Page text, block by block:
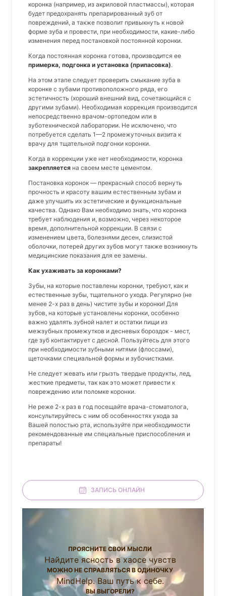
коронка (например, из акриловой пластмассы), которая
будет предохранять препарированный зуб от
повреждений, а также позволит привыкнуть к новой
форме зуба и провести, при необходимости, какие-либо
изменения перед постановкой постоянной коронки.
Когда постоянная коронка готова, производится ее
примерка, подгонка и установка (припасовка).
На этом этапе следует проверить смыкание зуба в
коронке с зубами противоположного ряда, его
эстетичность (хороший внешний вид, сочетающийся с
другими зубами). Необходимая коррекция производится
непосредственно врачом-ортопедом или в
зуботехнической лаборатории. Не исключено, что
потребуется сделать 1—2 промежуточных визита к
врачу для тщательной подгонки коронки.
Когда в коррекции уже нет необходимости, коронка
закрепляется на своем месте цементом.
Постановка коронок — прекрасный способ вернуть
прочность и красоту вашим естественным зубам и
даже улучшить их эстетические и функциональные
качества. Однако Вам необходимо знать, что коронка
требует наблюдения и, возможно, через некоторое
время, дополнительной коррекции. В связи с
изменением цвета, болезнями десен, слизистой
оболочки, потерей других зубов могут также возникнуть
медицинские показания для ее замены.
Как ухаживать за коронками?
Зубы, на которые поставлены коронки, требуют, как и
естественные зубы, тщательного ухода. Регулярно (не
менее 2-х раз в день) чистите зубы и коронки! Для
зубов, на которые установлены коронки, особенно
важно удалять зубной налет и остатки пищи из
межзубных промежутков и десневых бороздок - мест,
где зуб контактирует с десной. Пользуйтесь для этого
при необходимости зубными нитями (флоссами),
щеточками специальной формы и зубочистками.
Не следует жевать или грызть твердые продукты, лед,
жесткие предметы, так как это может привести к
повреждению или поломке коронки.
Не реже 2-х раз в год посещайте врача-стоматолога,
консультируйтесь с ним об особенностях ухода за
Вашей полостью рта, используйте при необходимости
рекомендованные им специальные приспособления и
препараты!
ЗАПИСЬ ОНЛАЙН
ПРОЯСНИТЕ СВОИ МЫСЛИ
Найдите ясность в хаосе чувств
МОЖНО НЕ СПРАВЛЯТЬСЯ В ОДИНОЧКУ
MindHelp. Ваш путь к себе.
ВЫ ВЫГОРЕЛИ?